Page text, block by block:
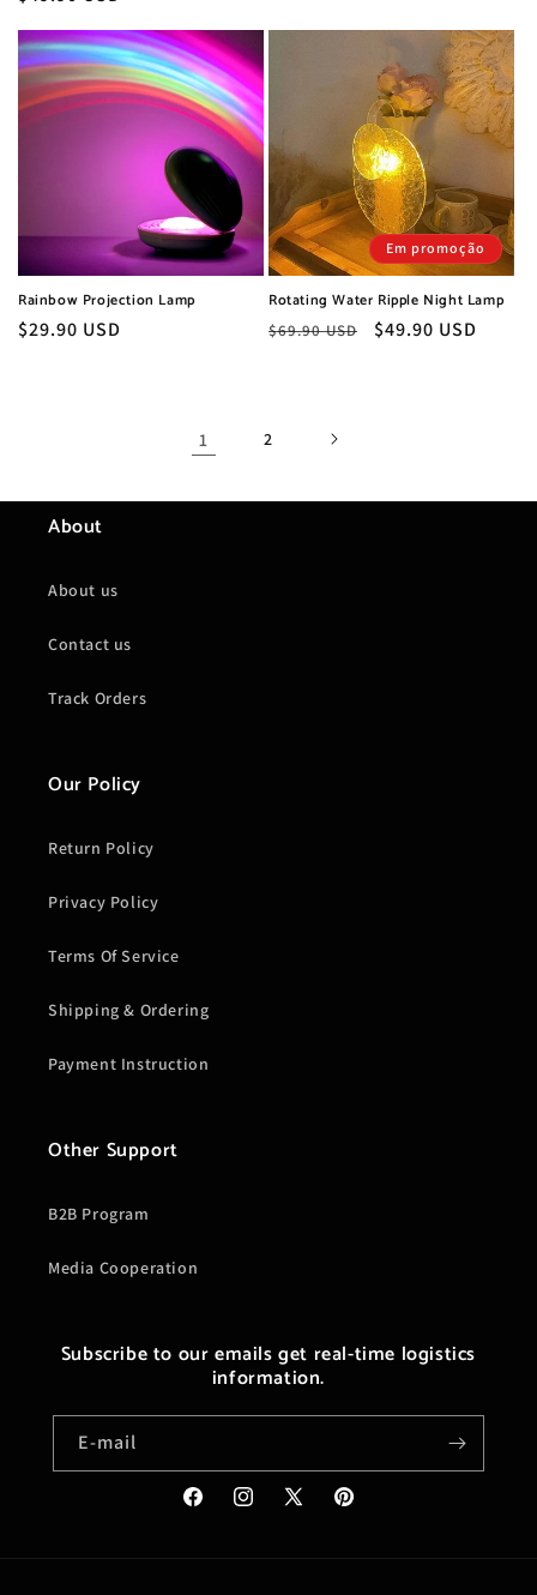
Rainbow Projection Lamp
Preço
$29.90 USD
Em promoção
Rotating Water Ripple Night Lamp
Preço
$69.90 USD
Preço
$49.90 USD
1 2
About
About us
Contact us
Track Orders
Our Policy
Return Policy
Privacy Policy
Terms Of Service
Shipping & Ordering
Payment Instruction
Other Support
B2B Program
Media Cooperation
Subscribe to our emails get real-time logistics
information.
E-mail
FacebookInstagram
X
Pinterest